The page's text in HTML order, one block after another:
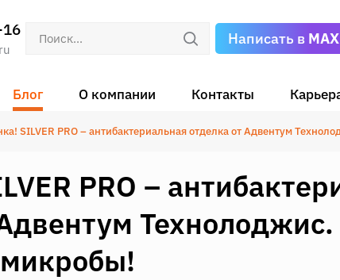
Написать в MAX
Блог О компании Контакты
SILVER PRO – антибактериальная отделка от Адвентум
PRO –